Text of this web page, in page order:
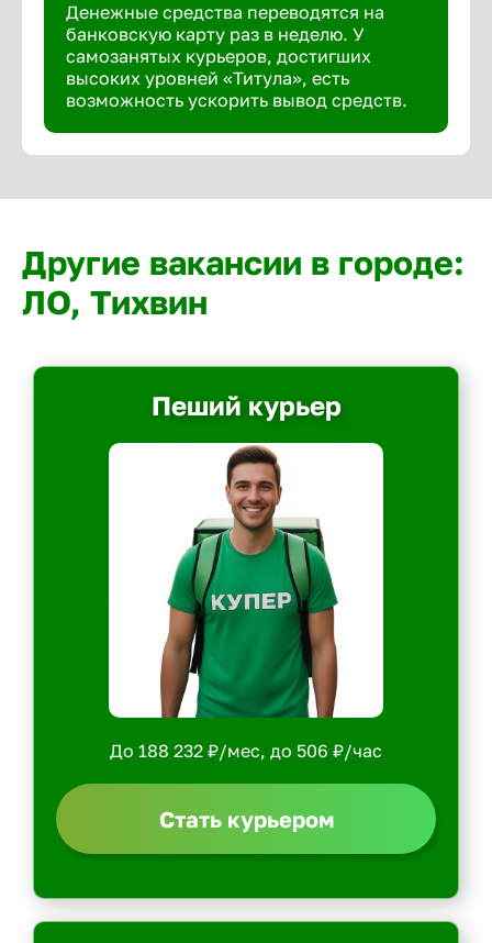
Денежные средства переводятся на
банковскую карту раз в неделю. У
самозанятых курьеров, достигших
высоких уровней «Титула», есть
возможность ускорить вывод средств.
Другие вакансии в городе:
ЛО, Тихвин
Пеший курьер
До 188 232 ₽/мес, до 506 ₽/час
Стать курьером